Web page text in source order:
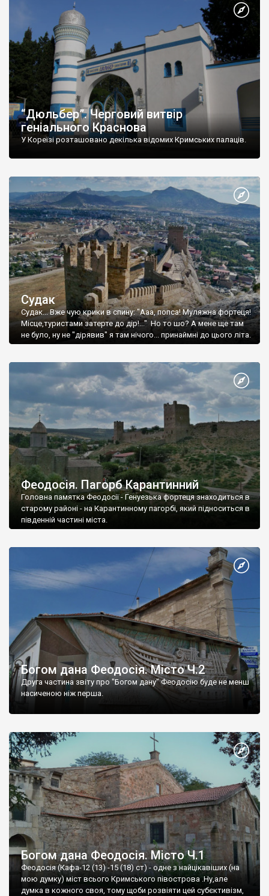
“Дюльбер”. Черговий витвір
геніального Краснова
У Кореїзі розташовано декілька відомих Кримських палаців.
Судак
Судак... Вже чую крики в спину: "Ааа, попса! Муляжна фортеця!
Місце,туристами затерте до дір!..." Но то шо? А мене ще там
не було, ну не "дірявив" я там нічого... принаймні до цього літа.
Феодосія. Пагорб Карантинний
Головна памятка Феодосії - Генуезька фортеця знаходиться в
старому районі - на Карантинному пагорбі, який підноситься в
південній частині міста.
Богом дана Феодосія. Місто Ч.2
Друга частина звіту про "Богом дану" Феодосію буде не менш
насиченою ніж перша.
Богом дана Феодосія. Місто Ч.1
Феодосія (Кафа-12 (13) -15 (18) ст) - одне з найцікавіших (на
мою думку) міст всього Кримського півострова .Ну,але
думка в кожного своя, тому щоби розвіяти цей субєктивізм,